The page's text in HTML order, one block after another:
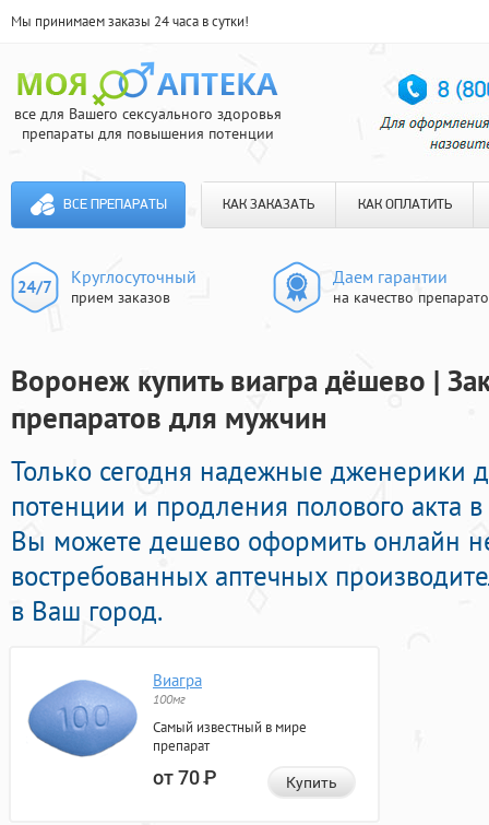
Мы принимаем заказы 24 часа в сутки!
все для Вашего сексуального здоровья
препараты для повышения потенции
ВСЕ ПРЕПАРАТЫ КАК ЗАКАЗАТЬ КАК ОПЛАТИТЬ
Круглосуточный
прием заказов
Даем гарантии
на качество
Воронеж купить виагра дёшево |
препаратов для мужчин
Только сегодня надежные дженерики
потенции и продления полового акта
Вы можете дешево оформить онлайн
востребованных аптечных
в Ваш город.
Виагра
100мг
Самый известный в мире
препарат
от 70Р Купить